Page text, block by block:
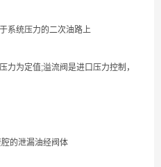
系统压力的二次油路上
力为定值;溢流阀是进口压力控制，
的泄漏油经阀体